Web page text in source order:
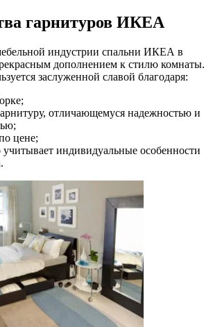
гарнитуров ИКЕА
индустрии спальни ИКЕА в
дополнением к стилю комнаты.
заслуженной славой благодаря:
отличающемуся надежностью и
цене;
учитывает индивидуальные особенности